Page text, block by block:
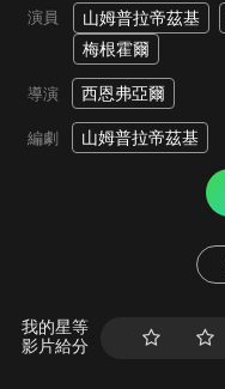
演員 山姆普拉帝茲基
梅根霍爾
導演 西恩弗亞爾
編劇 山姆普拉帝茲基
我的星等
影片給分